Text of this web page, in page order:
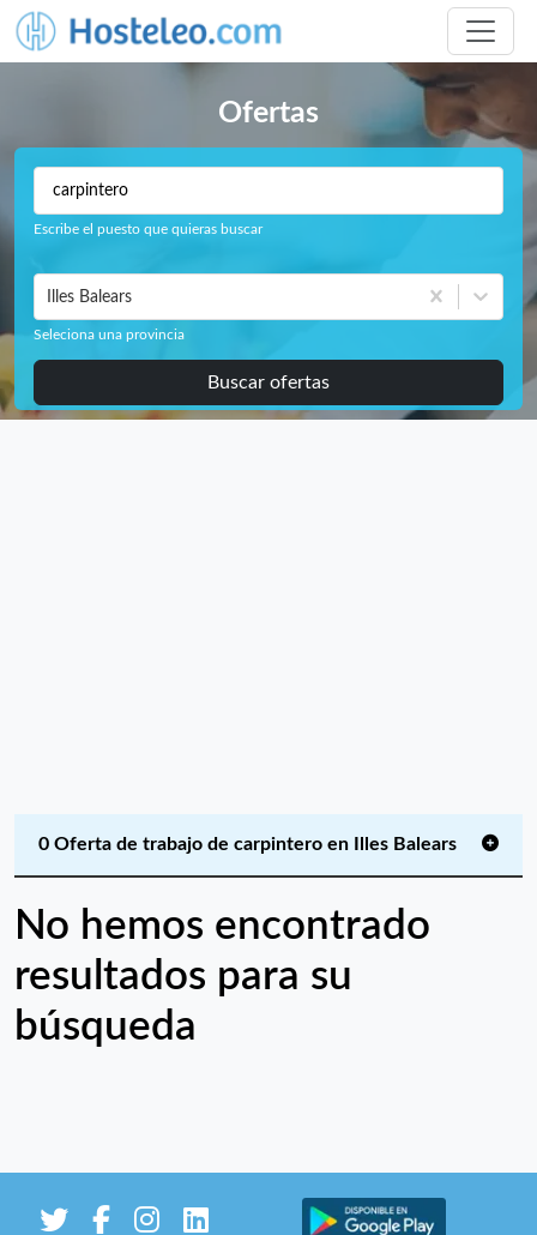
Ofertas
Escribe el puesto que quieras buscar
Illes Balears
Seleciona una provincia
Buscar ofertas
0 Oferta de trabajo de carpintero en Illes Balears
No hemos encontrado
resultados para su
búsqueda